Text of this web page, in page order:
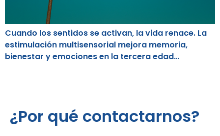
Cuando los sentidos se activan, la vida renace. La
estimulación multisensorial mejora memoria,
bienestar y emociones en la tercera edad…
¿Por qué contactarnos?